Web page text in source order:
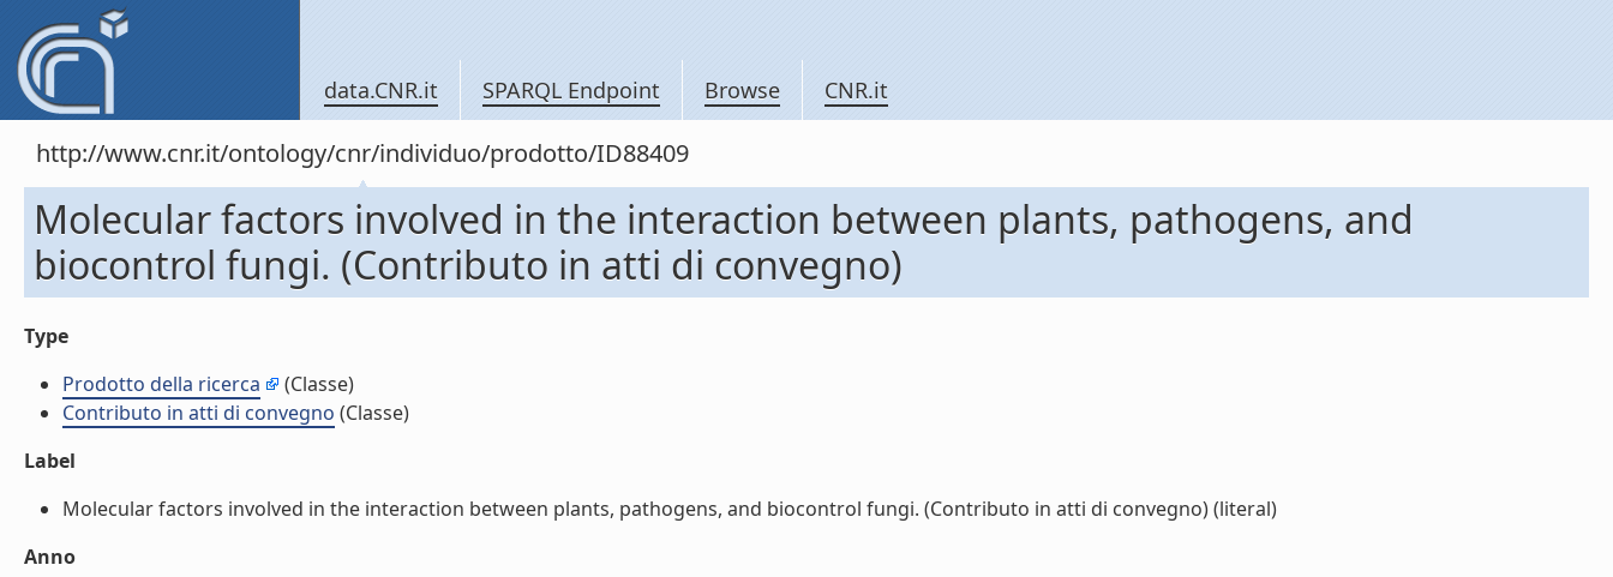
data.CNR.it SPARQL Endpoint Browse CNR.it
http://www.cnr.it/ontology/cnr/individuo/prodotto/ID88409
Molecular factors involved in the interaction between plants, pathogens, and
biocontrol fungi. (Contributo in atti di convegno)
Type
Prodotto della ricerca
(Classe)
Contributo in atti di convegno (Classe)
Label
Molecular factors involved in the interaction between plants, pathogens, and biocontrol fungi. (Contributo in atti di convegno) (literal)
Anno